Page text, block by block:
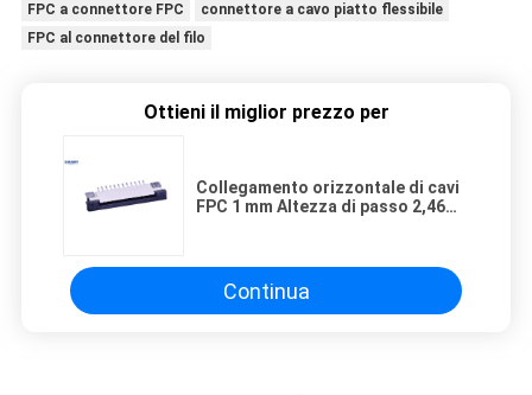
FPC a connettore FPC
connettore a cavo piatto flessibile
FPC al connettore del filo
Ottieni il miglior prezzo per
Collegamento orizzontale di cavi
FPC 1 mm Altezza di passo 2,46
Continua